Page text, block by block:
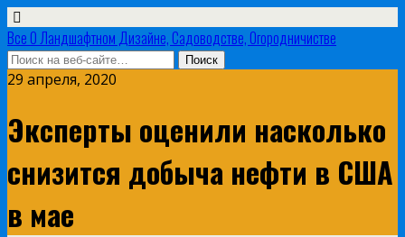
Все О Ландшафтном Дизайне, Садоводстве, Огородничистве
29 апреля, 2020
Эксперты оценили насколько
снизится добыча нефти в США
в мае